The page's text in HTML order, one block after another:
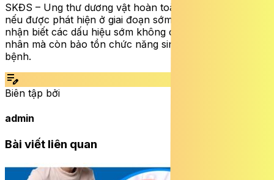
SKĐS – Ung thư dương vật hoàn toàn có thể điều trị tốt
nếu được phát hiện ở giai đoạn sớm. Do đó, việc chú ý
nhận biết các dấu hiệu sớm không chỉ cứu sống bệnh
nhân mà còn bảo tồn chức năng sinh lý cho người
bệnh.
edit_note
Biên tập bởi
admin
Bài viết liên quan